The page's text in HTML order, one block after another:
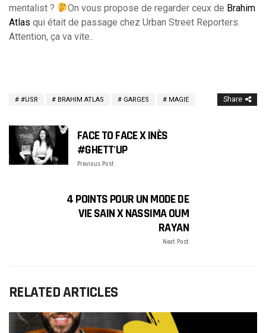
mentalist ?
On vous propose de regarder ceux de Brahim
Atlas qui était de passage chez Urban Street Reporters.
Attention, ça va vite..
#USR BRAHIM ATLAS GARGES MAGIE Share
FACE TO FACE X INÈS
#GHETT'UP
Previous Post
4 POINTS POUR UN MODE DE
VIE SAIN X NASSIMA OUM
RAYAN
Next Post
RELATED ARTICLES